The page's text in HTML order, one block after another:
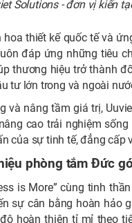
Solutions - đơn vị kiến
thiết kế quốc tế và
đáp ứng những tiêu
thương hiệu trở thành
tư lớn trong và ngoài
và nâng tầm giá trị,
cao trải nghiệm
của sự tinh tế, đẳng cấp
phòng tắm Đức
is More” cùng tinh
sự cân bằng hoàn hảo
hoàn thiện tỉ mỉ theo